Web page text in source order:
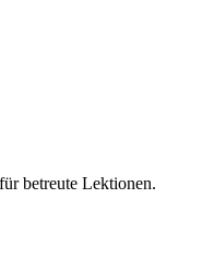
betreute Lektionen.